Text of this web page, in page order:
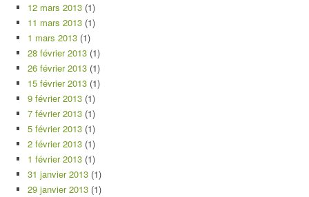
12 mars 2013 (1)
11 mars 2013 (1)
1 mars 2013 (1)
28 février 2013 (1)
26 février 2013 (1)
15 février 2013 (1)
9 février 2013 (1)
7 février 2013 (1)
5 février 2013 (1)
2 février 2013 (1)
1 février 2013 (1)
31 janvier 2013 (1)
29 janvier 2013 (1)